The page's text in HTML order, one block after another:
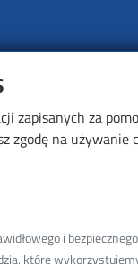
zapisanych za
na
i
które
korespondencji